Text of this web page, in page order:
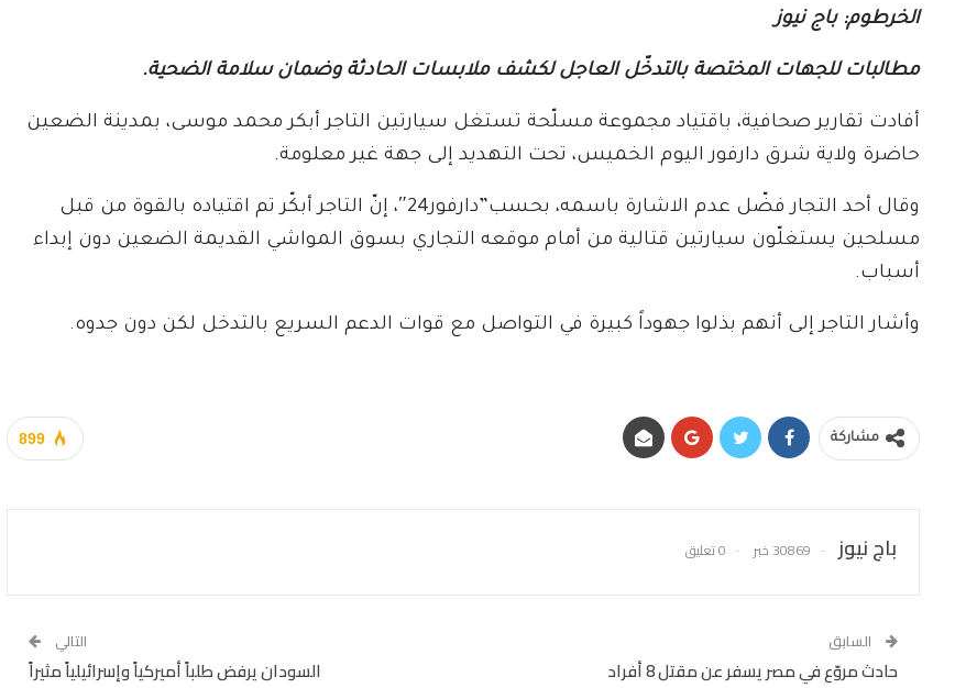
الخرطوم: باج نيوز
مطالبات للجهات المختصة بالتدخّل العاجل لكشف ملابسات الحادثة وضمان سلامة الضحية.
أفادت تقارير صحافية، باقتياد مجموعة مسلّحة تستغل سيارتين التاجر أبكر محمد موسى، بمدينة الضعين
حاضرة ولاية شرق دارفور اليوم الخميس، تحت التهديد إلى جهة غير معلومة.
وقال أحد التجار فضّل عدم الاشارة باسمه، بحسب”دارفور24″، إنّ التاجر أبكّر تم اقتياده بالقوة من قبل
مسلحين يستغلّون سيارتين قتالية من أمام موقعه التجاري بسوق المواشي القديمة الضعين دون إبداء
أسباب.
وأشار التاجر إلى أنهم بذلوا جهوداً كبيرة في التواصل مع قوات الدعم السريع بالتدخل لكن دون جدوه.
899 مشاركة
باج نيوز 30869 خبر 0 تعليق
السابق
حادث مروّع في مصر يسفر عن مقتل 8 أفراد
التالي
السودان يرفض طلباً أميركياً وإسرائيلياً مثيراً